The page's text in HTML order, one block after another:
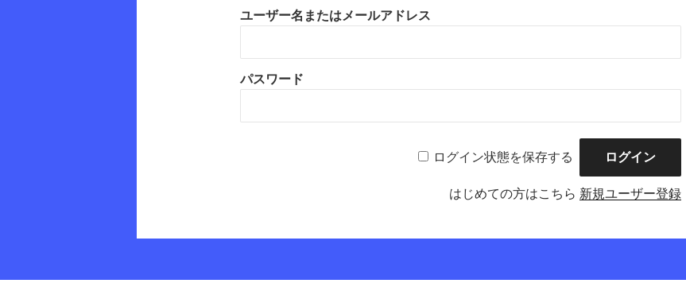
ユーザー名またはメールアドレス
パスワード
ログイン状態を保存する
はじめての方はこちら 新規ユーザー登録